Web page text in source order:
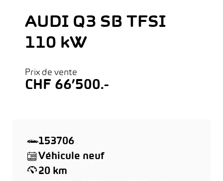
AUDI Q3 SB TFSI
110 kW
Prix de vente
CHF 66’500.-
153706
Véhicule neuf
20 km